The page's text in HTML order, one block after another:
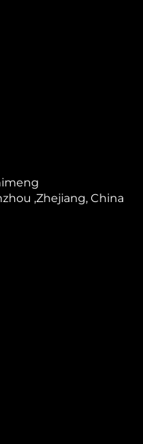
างเทคนิคมากกว่า 30
CE, SGS และ ECM
มเทคโนโลยีอัตโนมัติ
และมีคุณภาพสูงอย่าง
งผลิตภัณฑ์ที่หลาก
รถแก้ไขปัญหาสำคัญ
ของผลิตภัณฑ์ระหว่าง
ราได้ปรับแต่งชิ้นส่วนทุก
,Zhejiang, China